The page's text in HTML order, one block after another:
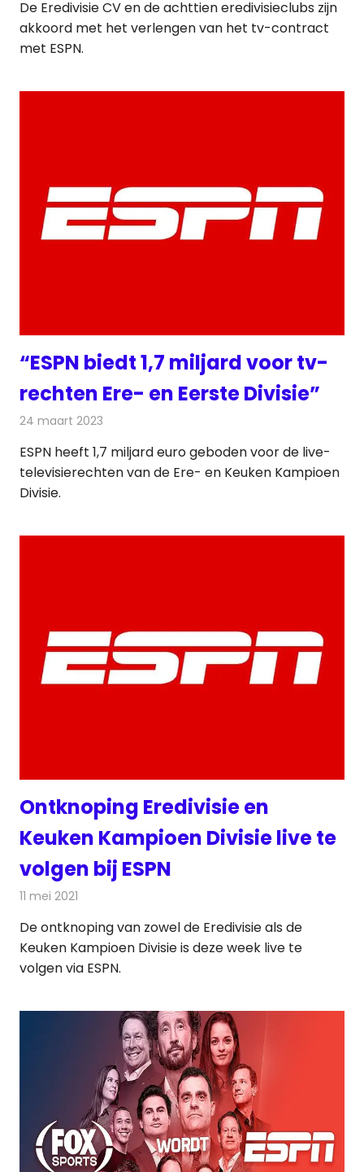
De Eredivisie CV en de achttien eredivisieclubs zijn
akkoord met het verlengen van het tv-contract
met ESPN.
“ESPN biedt 1,7 miljard voor tv-
rechten Ere- en Eerste Divisie”
24 maart 2023
ESPN heeft 1,7 miljard euro geboden voor de live-
televisierechten van de Ere- en Keuken Kampioen
Divisie.
Ontknoping Eredivisie en
Keuken Kampioen Divisie live te
volgen bij ESPN
11 mei 2021
De ontknoping van zowel de Eredivisie als de
Keuken Kampioen Divisie is deze week live te
volgen via ESPN.